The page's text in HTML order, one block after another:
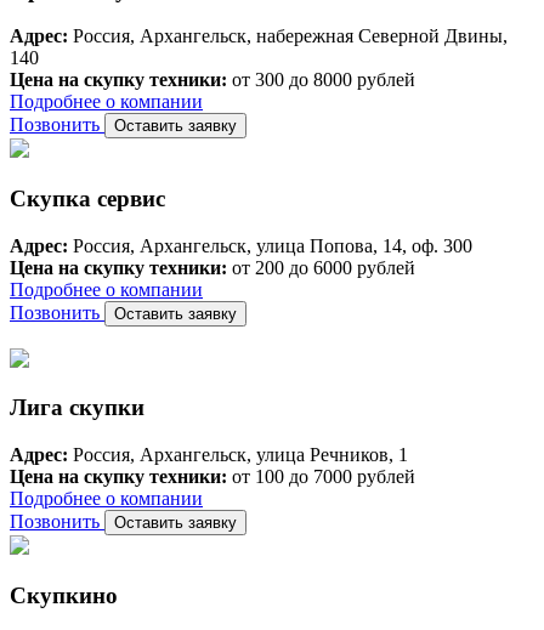
Адрес: Россия, Архангельск, набережная Северной Двины,
140
Цена на скупку техники: от 300 до 8000 рублей
Подробнее о компании
Позвонить
Оставить заявку
Скупка сервис
Адрес: Россия, Архангельск, улица Попова, 14, оф. 300
Цена на скупку техники: от 200 до 6000 рублей
Подробнее о компании
Позвонить
Оставить заявку
Лига скупки
Адрес: Россия, Архангельск, улица Речников, 1
Цена на скупку техники: от 100 до 7000 рублей
Подробнее о компании
Позвонить
Оставить заявку
Скупкино